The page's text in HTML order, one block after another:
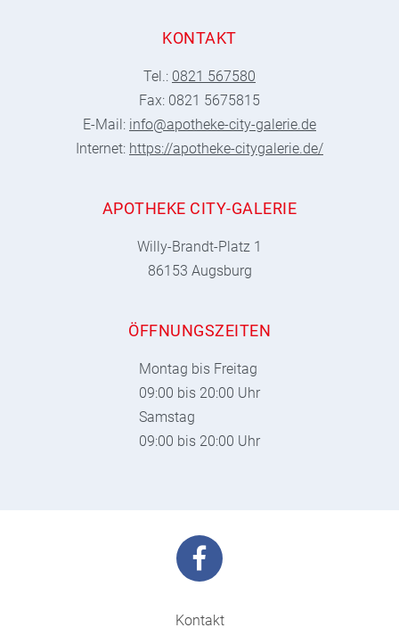
KONTAKT
Tel.: 0821 567580
Fax: 0821 5675815
E-Mail: info@apotheke-city-galerie.de
Internet: https://apotheke-citygalerie.de/
APOTHEKE CITY-GALERIE
Willy-Brandt-Platz 1
86153 Augsburg
ÖFFNUNGSZEITEN
Montag bis Freitag
09:00 bis 20:00 Uhr
Samstag
09:00 bis 20:00 Uhr
Kontakt